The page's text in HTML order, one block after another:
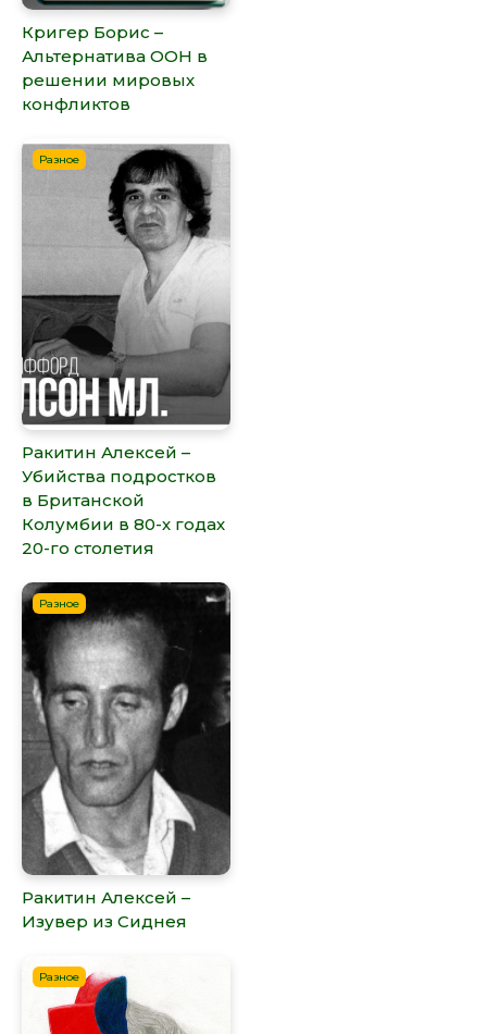
Кригер Борис –
Альтернатива ООН в
решении мировых
конфликтов
Разное
Ракитин Алексей –
Убийства подростков
в Британской
Колумбии в 80-х годах
20-го столетия
Разное
Ракитин Алексей –
Изувер из Сиднея
Разное